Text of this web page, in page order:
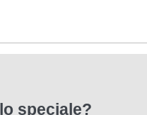
speciale?